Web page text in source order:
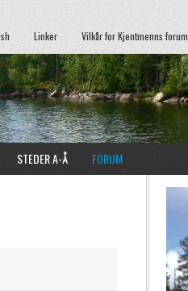
Linker Vilkår for Kjentmenns forum
STEDER A-Å FORUM